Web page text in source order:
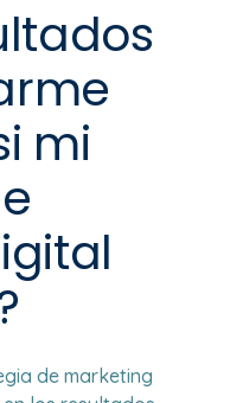
mi
de marketing